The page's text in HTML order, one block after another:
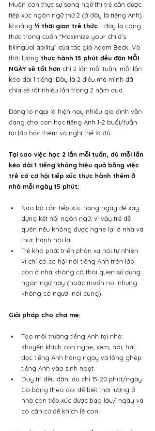
Muốn con thực sự song ngữ thì trẻ cần được
tiếp xúc ngôn ngữ thứ 2 (ở đây là tiếng Anh)
khoảng ⅓ thời gian trẻ thức - đây là công
thức trong cuốn “Maximize your child’s
bilingual ability” của tác giả Adam Beck. Và
thời lượng thực hành 15 phút đều đặn MỖI
NGÀY sẽ tốt hơn chỉ 2 lần mỗi tuần, mỗi lần
kéo dài 1 tiếng! Đây là 2 điều mà mình đã
chia sẻ rất nhiều lần trong 2 năm qua.
Đáng lo ngại là hiện nay nhiều gia đình vẫn
đang cho con học tiếng Anh 1-2 buổi/tuần
tại lớp học thêm và nghĩ thế là đủ.
Tại sao việc học 2 lần mỗi tuần, dù mỗi lần
kéo dài 1 tiếng không hiệu quả bằng việc
trẻ có cơ hội tiếp xúc thực hành thêm ở
nhà mỗi ngày 15 phút:
Não bộ cần tiếp xúc hàng ngày để xây
dựng kết nối ngôn ngữ, vì vậy trẻ dễ
quên nếu không được nghe lại ở nhà và
thực hành nói lại.
Trẻ khó phát triển phản xạ nói tự nhiên
vì chỉ có cơ hội nói tiếng Anh trên lớp,
còn ở nhà không có thói quen sử dụng
ngôn ngữ này (hoặc muốn nói nhưng
không có người nói cùng).
Giải pháp cho cha mẹ:
Tạo môi trường tiếng Anh tại nhà:
khuyến khích con nghe, xem, nói, hát,
đọc tiếng Anh hàng ngày và lồng ghép
tiếng Anh vào sinh hoạt.
Duy trì đều đặn, dù chỉ 15-20 phút/ngày.
Có bảng theo dõi để biết thời lượng ở
nhà con tiếp xúc được bao lâu/ ngày và
có căn cứ để khích lệ con.